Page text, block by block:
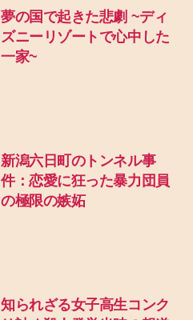
夢の国で起きた悲劇 ~ディ
ズニーリゾートで心中した
一家~
新潟六日町のトンネル事
件：恋愛に狂った暴力団員
の極限の嫉妬
知られざる女子高生コンク